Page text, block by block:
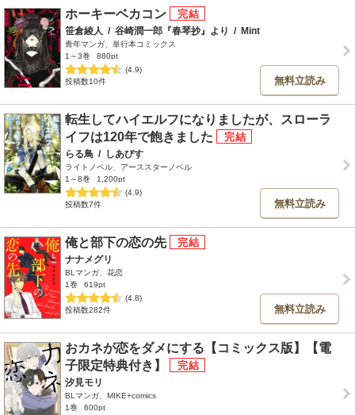
ホーキーベカコン
笹倉綾人 / 谷崎潤一郎『春琴抄』より / Mint
青年マンガ、単行本コミックス
1～3巻
880pt
(4.9)
投稿数10件
無料立読み
転生してハイエルフになりましたが、スローラ
イフは120年で飽きました
らる鳥 / しあびす
ライトノベル、アーススターノベル
1～8巻
1,200pt
(4.9)
投稿数7件
無料立読み
俺と部下の恋の先
ナナメグリ
BLマンガ、花恋
1巻
619pt
(4.8)
投稿数282件
無料立読み
おカネが恋をダメにする【コミックス版】【電
子限定特典付き】
汐見モリ
BLマンガ、MIKE+comics
1巻
600pt